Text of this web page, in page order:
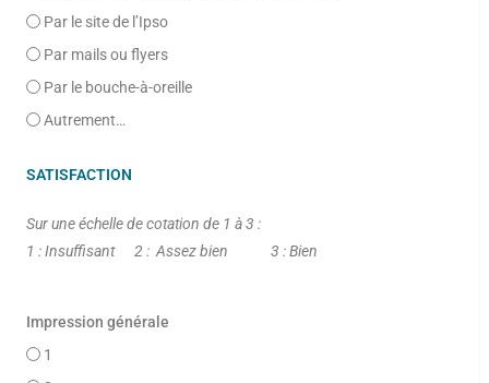
Par le site de l’Ipso
Par mails ou flyers
Par le bouche-à-oreille
Autrement…
SATISFACTION
Sur une échelle de cotation de 1 à 3 :
1 : Insuffisant 2 : Assez bien 3 : Bien
Impression générale
1